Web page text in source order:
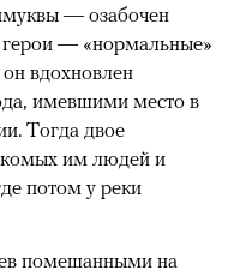
— озабочен
герои — «нормальные»
вдохновлен
имевшими место в
Тогда двое
им людей и
потом у реки
помешанными на